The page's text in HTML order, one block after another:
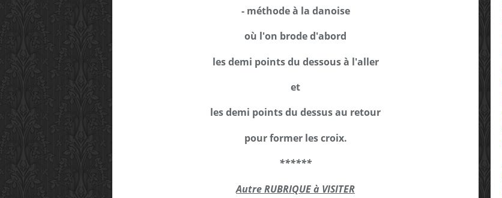
- méthode à la danoise
où l'on brode d'abord
les demi points du dessous à l'aller
et
les demi points du dessus au retour
pour former les croix.
******
Autre RUBRIQUE à VISITER